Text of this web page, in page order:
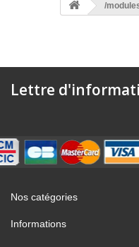
/
Lettre
Nos catégories
Informations